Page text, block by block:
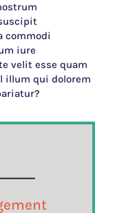
commodi
iure
velit esse quam
illum qui dolorem